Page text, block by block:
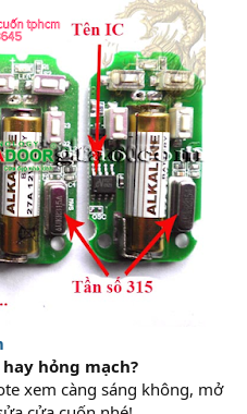
hỏng mạch?
xem càng sáng không, mở